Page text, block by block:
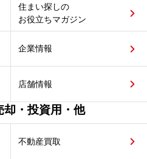
住まい探しの
お役立ちマガジン
企業情報
店舗情報
却・投資用・他
不動産買取